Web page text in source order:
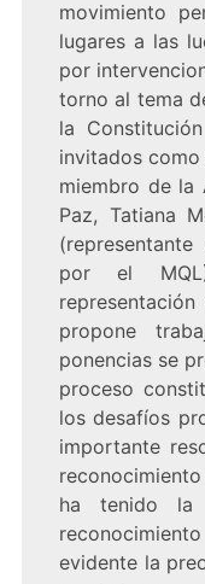
movimiento
lugares a las
por
torno al tema
la
invitados
miembro de la
Paz, Tatiana
por el
propone
ponencias se
proceso
los desafíos
importante
ha tenido la
evidente la